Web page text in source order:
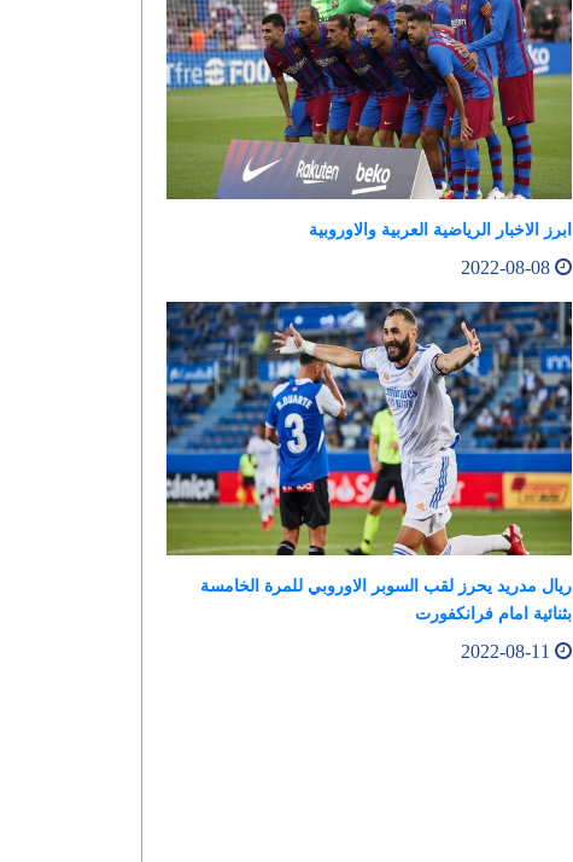
ابرز الاخبار الرياضية العربية والاوروبية
ريال مدريد يحرز لقب السوبر الاوروبي للمرة الخامسة
بثنائية امام فرانكفورت